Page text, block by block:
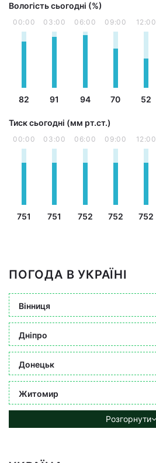
Вологість сьогодні (%)
00:00
82
03:00
91
06:00
94
09:00
70
12:00
52
Тиск сьогодні (мм рт.ст.)
00:00
751
03:00
751
06:00
752
09:00
752
12:00
752
ПОГОДА В УКРАЇНІ
Вінниця
Дніпро
Донецьк
Житомир
Розгорнути